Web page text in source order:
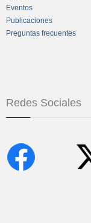
Eventos
Publicaciones
Preguntas frecuentes
Redes Sociales